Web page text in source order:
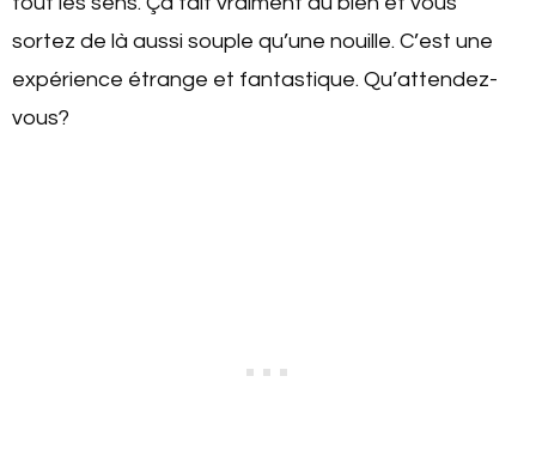
sortez de là aussi souple qu’une nouille. C’est une
expérience étrange et fantastique. Qu’attendez-
vous?